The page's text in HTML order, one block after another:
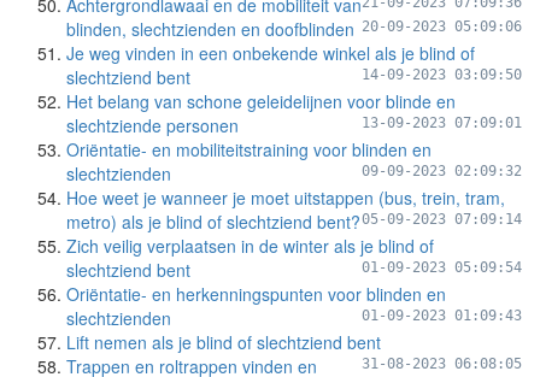
Achtergrondlawaai en de mobiliteit van
blinden, slechtzienden en doofblinden 20-09-2023 05:09:06
Je weg vinden in een onbekende winkel als je blind of
slechtziend bent
14-09-2023 03:09:50
Het belang van schone geleidelijnen voor blinde en
slechtziende personen
13-09-2023 07:09:01
Oriëntatie- en mobiliteitstraining voor blinden en
slechtzienden
09-09-2023 02:09:32
Hoe weet je wanneer je moet uitstappen (bus, trein, tram,
metro) als je blind of slechtziend bent?05-09-2023 07:09:14
Zich veilig verplaatsen in de winter als je blind of
slechtziend bent
01-09-2023 05:09:54
Oriëntatie- en herkenningspunten voor blinden en
slechtzienden
01-09-2023 01:09:43
Lift nemen als je blind of slechtziend bent
31-08-2023 06:08:05
Trappen en roltrappen vinden en